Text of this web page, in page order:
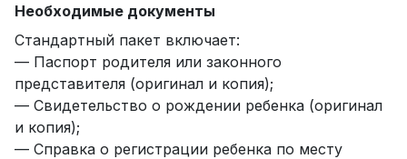
Необходимые документы
Стандартный пакет включает:
— Паспорт родителя или законного
представителя (оригинал и копия);
— Свидетельство о рождении ребенка (оригинал
и копия);
— Справка о регистрации ребенка по месту